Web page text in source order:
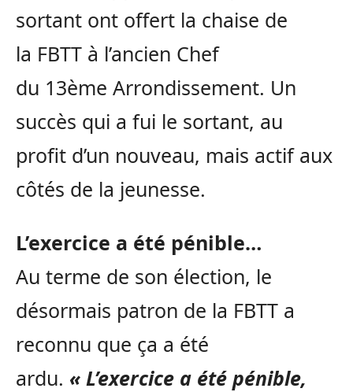
sortant ont offert la chaise de
la FBTT à l’ancien Chef
du 13ème Arrondissement. Un
succès qui a fui le sortant, au
profit d’un nouveau, mais actif aux
côtés de la jeunesse.
L’exercice a été pénible…
Au terme de son élection, le
désormais patron de la FBTT a
reconnu que ça a été
ardu. « L’exercice a été pénible,